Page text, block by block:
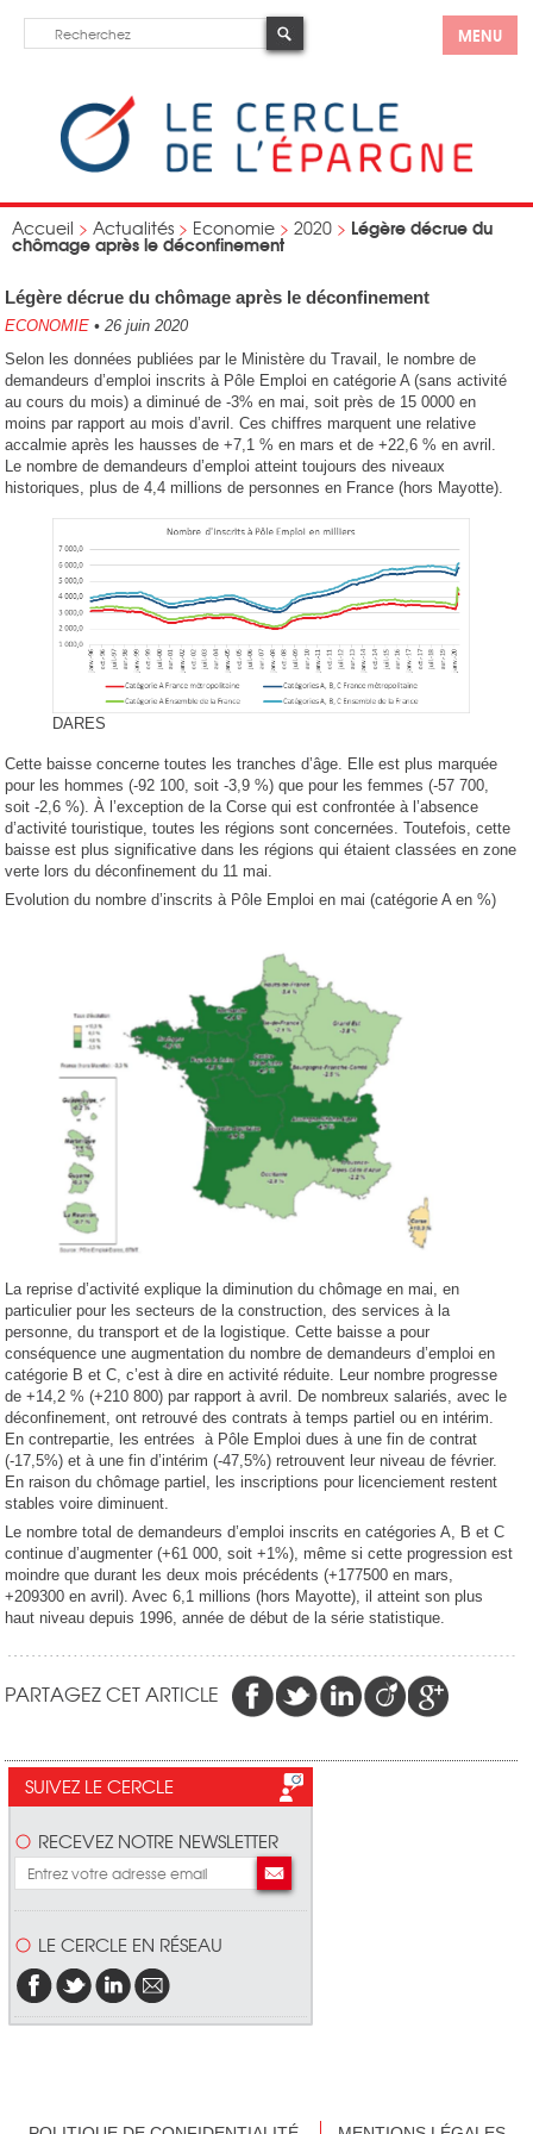
MENU
Accueil > Actualités > Economie > 2020 > Légère décrue du
chômage après le déconfinement
Légère décrue du chômage après le déconfinement
ECONOMIE • 26 juin 2020
Selon les données publiées par le Ministère du Travail, le nombre de
demandeurs d’emploi inscrits à Pôle Emploi en catégorie A (sans activité
au cours du mois) a diminué de -3% en mai, soit près de 15 0000 en
moins par rapport au mois d’avril. Ces chiffres marquent une relative
accalmie après les hausses de +7,1 % en mars et de +22,6 % en avril.
Le nombre de demandeurs d’emploi atteint toujours des niveaux
historiques, plus de 4,4 millions de personnes en France (hors Mayotte).
DARES
Cette baisse concerne toutes les tranches d’âge. Elle est plus marquée
pour les hommes (-92 100, soit -3,9 %) que pour les femmes (-57 700,
soit -2,6 %). À l’exception de la Corse qui est confrontée à l’absence
d’activité touristique, toutes les régions sont concernées. Toutefois, cette
baisse est plus significative dans les régions qui étaient classées en zone
verte lors du déconfinement du 11 mai.
Evolution du nombre d’inscrits à Pôle Emploi en mai (catégorie A en %)
La reprise d’activité explique la diminution du chômage en mai, en
particulier pour les secteurs de la construction, des services à la
personne, du transport et de la logistique. Cette baisse a pour
conséquence une augmentation du nombre de demandeurs d’emploi en
catégorie B et C, c’est à dire en activité réduite. Leur nombre progresse
de +14,2 % (+210 800) par rapport à avril. De nombreux salariés, avec le
déconfinement, ont retrouvé des contrats à temps partiel ou en intérim.
En contrepartie, les entrées à Pôle Emploi dues à une fin de contrat
(-17,5%) et à une fin d’intérim (-47,5%) retrouvent leur niveau de février.
En raison du chômage partiel, les inscriptions pour licenciement restent
stables voire diminuent.
Le nombre total de demandeurs d’emploi inscrits en catégories A, B et C
continue d’augmenter (+61 000, soit +1%), même si cette progression est
moindre que durant les deux mois précédents (+177500 en mars,
+209300 en avril). Avec 6,1 millions (hors Mayotte), il atteint son plus
haut niveau depuis 1996, année de début de la série statistique.
PARTAGEZ CET ARTICLE
SUIVEZ LE CERCLE
RECEVEZ NOTRE NEWSLETTER
LE CERCLE EN RÉSEAU